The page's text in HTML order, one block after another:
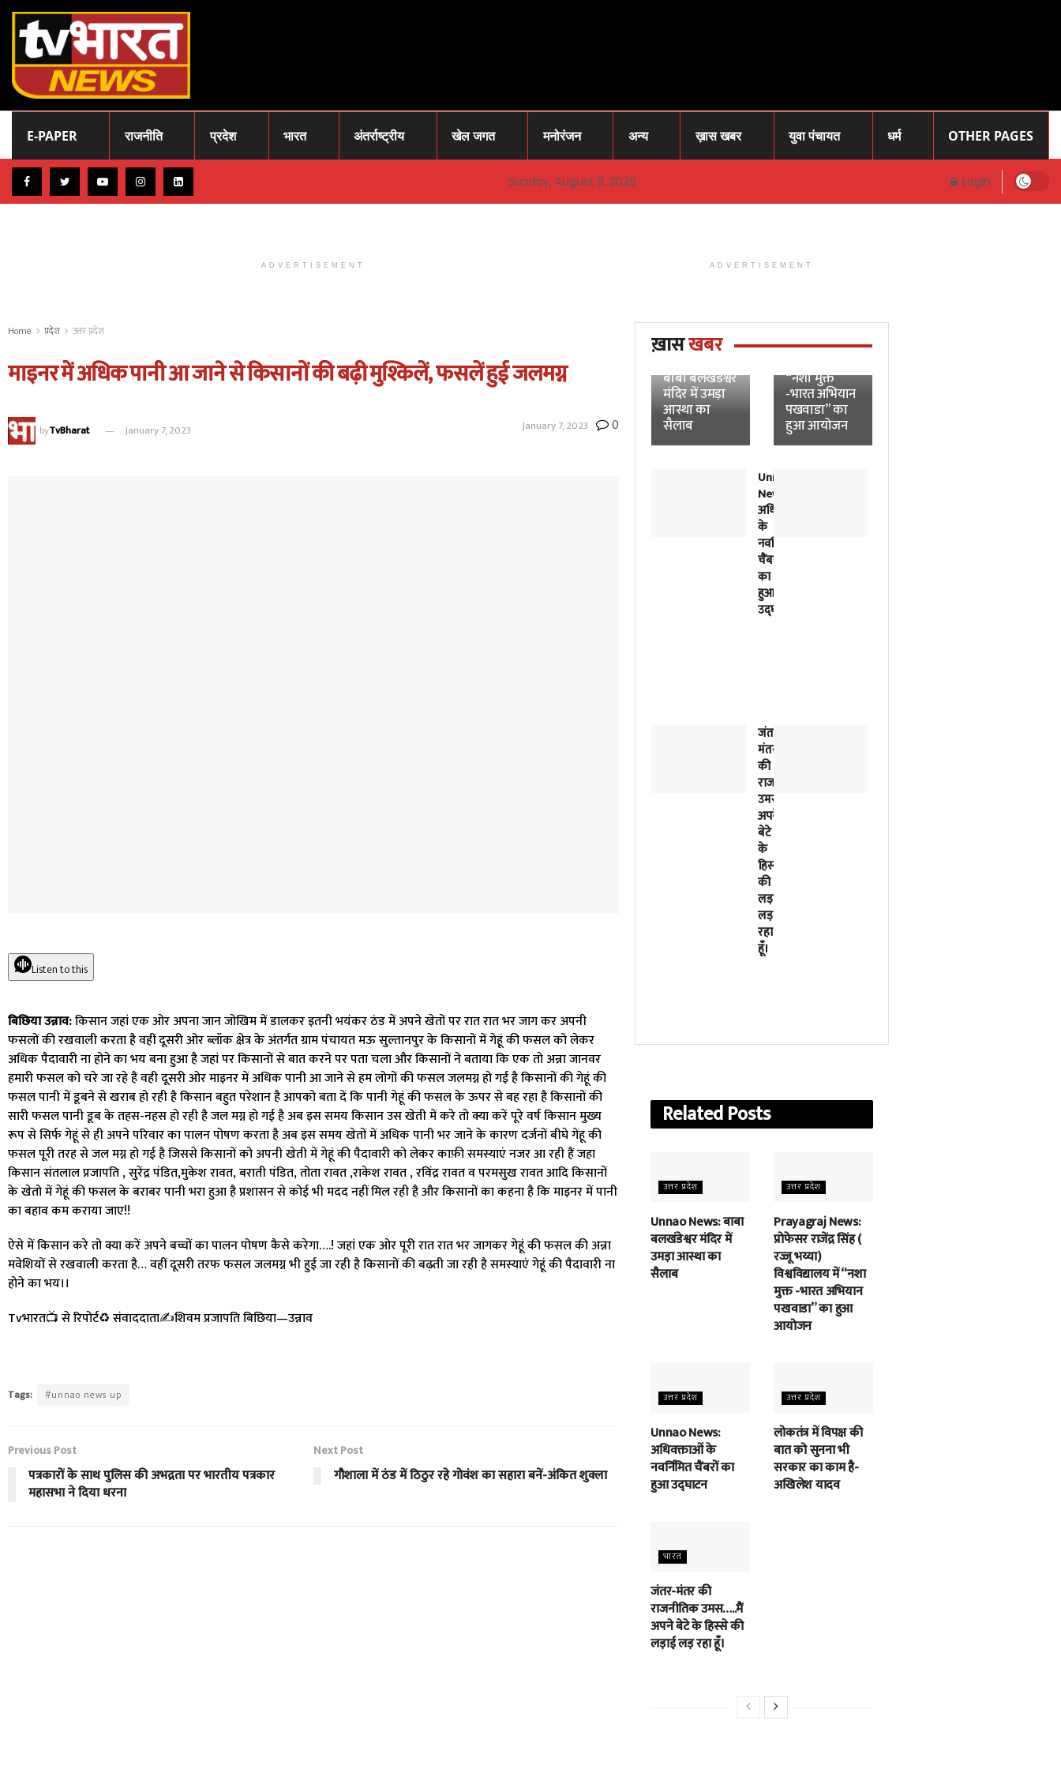
E-PAPER राजनीति प्रदेश भारत अंतर्राष्ट्रीय खेल जगत मनोरंजन अन्य ख़ास खबर युवा पंचायत धर्म OTHER PAGES
Sunday, August 9, 2026 Login
ADVERTISEMENT
Home प्रदेश उत्तर प्रदेश
माइनर में अधिक पानी आ जाने से किसानों की बढ़ी मुश्किलें, फसलें हुई जलमग्न
byTvBharat January 7, 2023 January 7, 2023 0
Listen to this
बिछिया उन्नाव:किसान जहां एक ओर अपना जान जोखिम में डालकर इतनी भयंकर ठंड में अपने खेतों पर रात रात भर जाग कर अपनी
फसलों की रखवाली करता है वहीं दूसरी ओर ब्लॉक क्षेत्र के अंतर्गत ग्राम पंचायत मऊ सुल्तानपुर के किसानों में गेहूं की फसल को लेकर
अधिक पैदावारी ना होने का भय बना हुआ है जहां पर किसानों से बात करने पर पता चला और किसानों ने बताया कि एक तो अन्ना जानवर
हमारी फसल को चरे जा रहे हैं वही दूसरी ओर माइनर में अधिक पानी आ जाने से हम लोगों की फसल जलमग्न हो गई है किसानों की गेहूं की
फसल पानी में डूबने से खराब हो रही है किसान बहुत परेशान है आपको बता दें कि पानी गेहूं की फसल के ऊपर से बह रहा है किसानों की
सारी फसल पानी डूब के तहस-नहस हो रही है जल मग्न हो गई है अब इस समय किसान उस खेती में करे तो क्या करें पूरे वर्ष किसान मुख्य
रूप से सिर्फ गेहूं से ही अपने परिवार का पालन पोषण करता है अब इस समय खेतों में अधिक पानी भर जाने के कारण दर्जनों बीघे गेंहू की
फसल पूरी तरह से जल मग्न हो गई है जिससे किसानों को अपनी खेती में गेहूं की पैदावारी को लेकर काफ़ी समस्याएं नजर आ रही हैं जहा
किसान संतलाल प्रजापति , सुरेंद्र पंडित,मुकेश रावत, बराती पंडित, तोता रावत ,राकेश रावत , रविंद्र रावत व परमसुख रावत आदि किसानों
के खेतो में गेहूं की फसल के बराबर पानी भरा हुआ है प्रशासन से कोई भी मदद नहीं मिल रही है और किसानों का कहना है कि माइनर में पानी
का बहाव कम कराया जाए!!
ऐसे में किसान करे तो क्या करें अपने बच्चों का पालन पोषण कैसे करेगा….! जहां एक ओर पूरी रात रात भर जागकर गेहूं की फसल की अन्ना
मवेशियों से रखवाली करता है… वहीं दूसरी तरफ फसल जलमग्न भी हुई जा रही है किसानों की बढ़ती जा रही है समस्याएं गेहूं की पैदावारी ना
होने का भय।।
Tvभारत📺 से रिपोर्ट♻️ संवाददाता✍️शिवम प्रजापति बिछिया—उन्नाव
Tags: #unnao news up
Previous Post
पत्रकारों के साथ पुलिस की अभद्रता पर भारतीय पत्रकार
महासभा ने दिया धरना
Next Post
गौशाला में ठंड में ठिठुर रहे गोवंश का सहारा बनें-अंकित शुक्ला
ADVERTISEMENT
ख़ासखबर
बाबा बलखंडेश्वर
मंदिर में उमड़ा
आस्था का
सैलाब
रज्जू भय्या)
“नशा मुक्त
-भारत अभियान
पखवाडा” का
हुआ आयोजन
Unnao
News:
अधिवक्ताओं
के
नवर्निमित
चैंबरों
का
हुआ
उद्घाटन
जंतर-
मंतर
की
राजनीतिक
उमस…..मैं
अपने
बेटे
के
हिस्से
की
लड़ाई
लड़
रहा
हूँ।
RelatedPosts
उत्तर प्रदेश
Unnao News: बाबा
बलखंडेश्वर मंदिर में
उमड़ा आस्था का
सैलाब
उत्तर प्रदेश
Prayagraj News:
प्रोफेसर राजेंद्र सिंह (
रज्जू भय्या)
विश्वविद्यालय में “नशा
मुक्त -भारत अभियान
पखवाडा” का हुआ
आयोजन
उत्तर प्रदेश
Unnao News:
अधिवक्ताओं के
नवर्निमित चैंबरों का
हुआ उद्घाटन
उत्तर प्रदेश
लोकतंत्र में विपक्ष की
बात को सुनना भी
सरकार का काम है-
अखिलेश यादव
भारत
जंतर-मंतर की
राजनीतिक उमस…..मैं
अपने बेटे के हिस्से की
लड़ाई लड़ रहा हूँ।